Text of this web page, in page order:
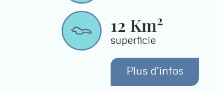
12 Km2
superficie
Plus d'infos